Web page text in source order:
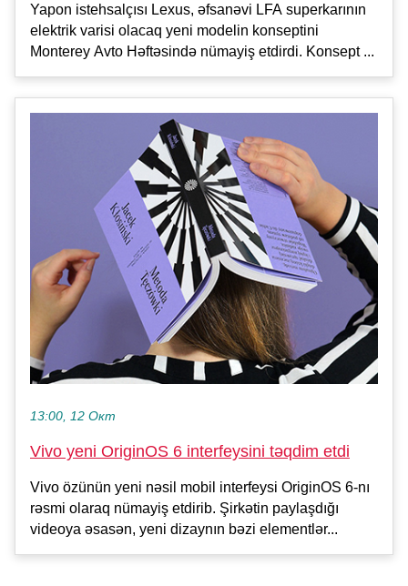
Yapon istehsalçısı Lexus, əfsanəvi LFA superkarının
elektrik varisi olacaq yeni modelin konseptini
Monterey Avto Həftəsində nümayiş etdirdi. Konsept ...
13:00, 12 Окт
Vivo yeni OriginOS 6 interfeysini təqdim etdi
Vivo özünün yeni nəsil mobil interfeysi OriginOS 6-nı
rəsmi olaraq nümayiş etdirib. Şirkətin paylaşdığı
videoya əsasən, yeni dizaynın bəzi elementlər...